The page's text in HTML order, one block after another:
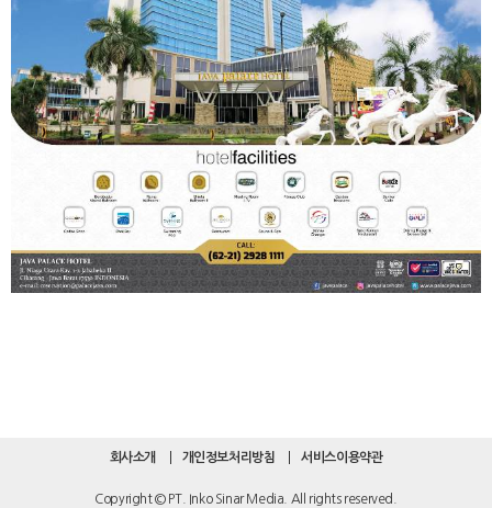
회사소개 개인정보처리방침 서비스이용약관
Copyright © PT. Inko Sinar Media. All rights reserved.